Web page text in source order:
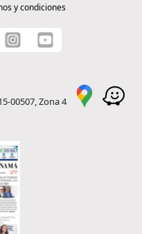
y condiciones
00507, Zona 4